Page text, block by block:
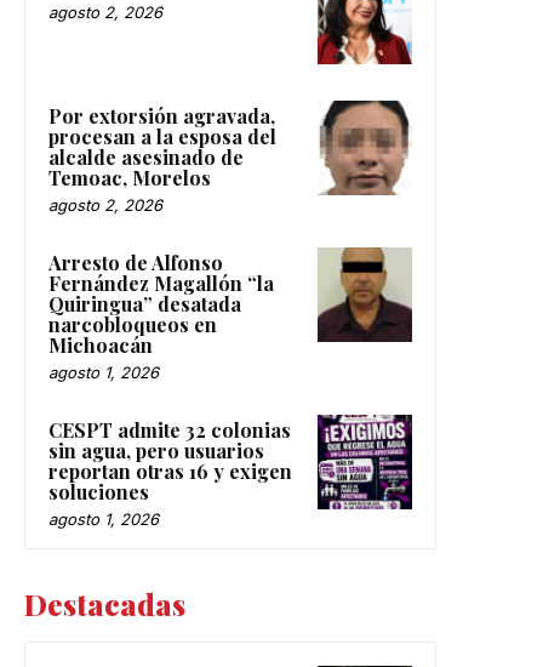
agosto 2, 2026
Por extorsión agravada,
procesan a la esposa del
alcalde asesinado de
Temoac, Morelos
agosto 2, 2026
Arresto de Alfonso
Fernández Magallón “la
Quiringua” desatada
narcobloqueos en
Michoacán
agosto 1, 2026
CESPT admite 32 colonias
sin agua, pero usuarios
reportan otras 16 y exigen
soluciones
agosto 1, 2026
Destacadas